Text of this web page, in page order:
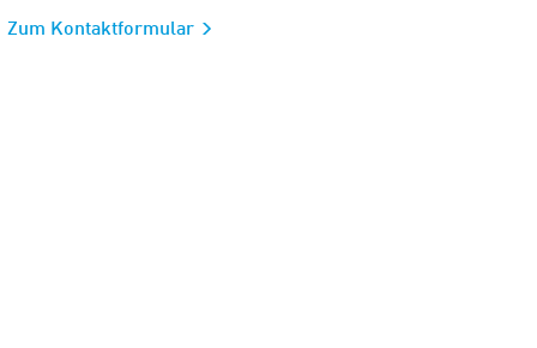
Zum Kontaktformular